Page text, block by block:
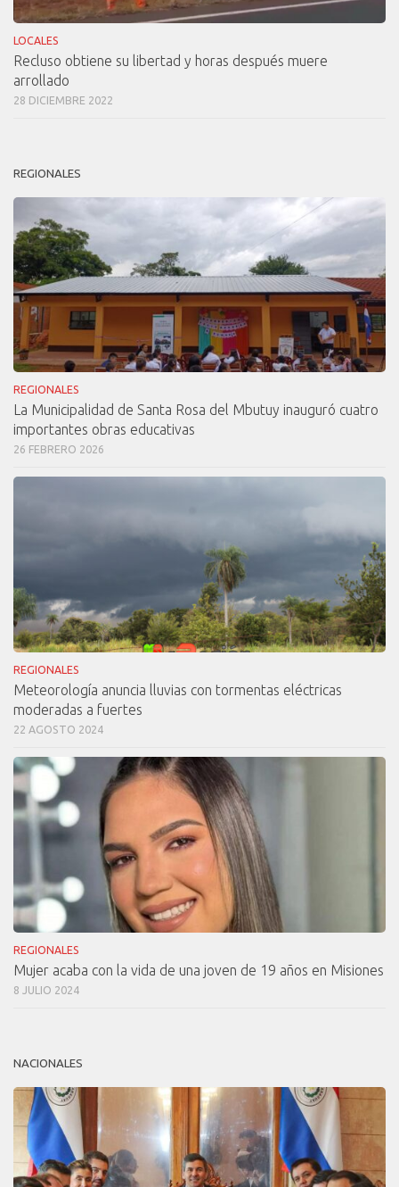
LOCALES
Recluso obtiene su libertad y horas después muere
arrollado
28 DICIEMBRE 2022
REGIONALES
REGIONALES
La Municipalidad de Santa Rosa del Mbutuy inauguró cuatro
importantes obras educativas
26 FEBRERO 2026
REGIONALES
Meteorología anuncia lluvias con tormentas eléctricas
moderadas a fuertes
22 AGOSTO 2024
REGIONALES
Mujer acaba con la vida de una joven de 19 años en Misiones
8 JULIO 2024
NACIONALES